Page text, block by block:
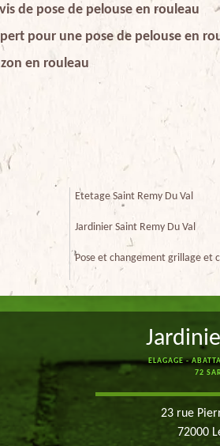
de pose de pelouse en rouleau
pour une pose de pelouse en
en rouleau
Etetage Saint Remy Du Val
Jardinier Saint Remy Du Val
Pose et changement grillage et
ELAGAGE -
72
23 rue
72000